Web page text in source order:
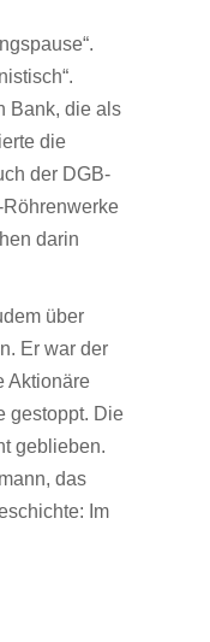
Bank, die als
die
der DGB-
darin
über
Er war der
Aktionäre
gestoppt. Die
geblieben.
das
Im